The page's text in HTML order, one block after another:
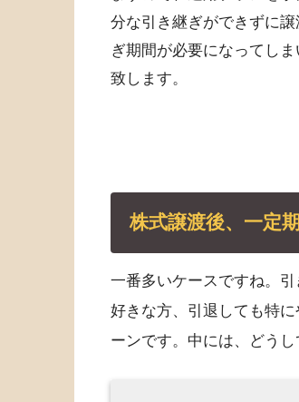
分な引き継ぎができずに
ぎ期間が必要になってし
致します。
株式譲渡後、一定
一番多いケースですね。
好きな方、引退しても特
ーンです。中には、どう